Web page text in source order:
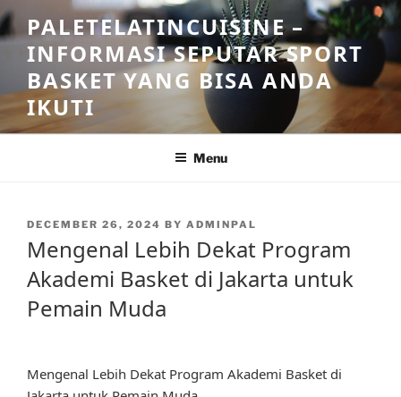
Skip
to
content
PALETELATINCUISINE –
INFORMASI SEPUTAR SPORT
BASKET YANG BISA ANDA
IKUTI
Menu
POSTED
DECEMBER 26, 2024 BY ADMINPAL
Mengenal Lebih Dekat Program
Akademi Basket di Jakarta untuk
Pemain Muda
Mengenal Lebih Dekat Program Akademi Basket di